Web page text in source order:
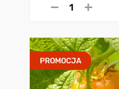
PROMOCJA